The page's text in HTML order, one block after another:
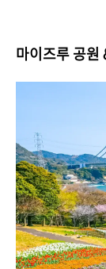
마이즈루 공원